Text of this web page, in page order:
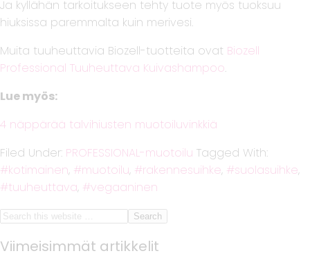
Ja kyllähän tarkoitukseen tehty tuote myös tuoksuu
hiuksissa paremmalta kuin merivesi.
Muita tuuheuttavia Biozell-tuotteita ovat Biozell
Professional Tuuheuttava Kuivashampoo.
Lue myös:
4 näppärää talvihiusten muotoiluvinkkiä
Filed Under: PROFESSIONAL-muotoilu Tagged With:
kotimainen, muotoilu, rakennesuihke, suolasuihke,
tuuheuttava, vegaaninen
Viimeisimmät artikkelit